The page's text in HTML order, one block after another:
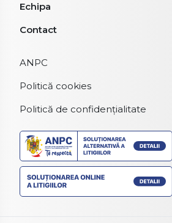
Echipa
Contact
ANPC
Politică cookies
Politică de confidențialitate